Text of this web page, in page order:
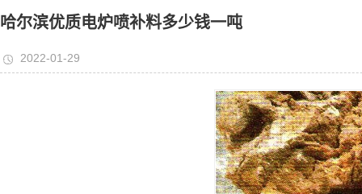
哈尔滨优质电炉喷补料多少钱一吨
2022-01-29